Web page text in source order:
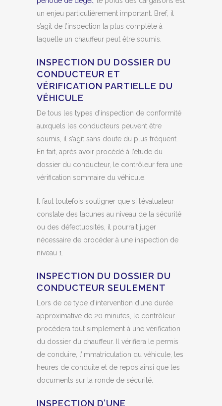
un enjeu particulièrement important. Bref, il
s’agit de l’inspection la plus complète à
laquelle un chauffeur peut être soumis.
INSPECTION DU DOSSIER DU
CONDUCTEUR ET
VÉRIFICATION PARTIELLE DU
VÉHICULE
De tous les types d’inspection de conformité
auxquels les conducteurs peuvent être
soumis, il s’agit sans doute du plus fréquent.
En fait, après avoir procédé à l’étude du
dossier du conducteur, le contrôleur fera une
vérification sommaire du véhicule.
Il faut toutefois souligner que si l’évaluateur
constate des lacunes au niveau de la sécurité
ou des défectuosités, il pourrait juger
nécessaire de procéder à une inspection de
niveau 1.
INSPECTION DU DOSSIER DU
CONDUCTEUR SEULEMENT
Lors de ce type d’intervention d’une durée
approximative de 20 minutes, le contrôleur
procèdera tout simplement à une vérification
du dossier du chauffeur. Il vérifiera le permis
de conduire, l’immatriculation du véhicule, les
heures de conduite et de repos ainsi que les
documents sur la ronde de sécurité.
INSPECTION D’UNE